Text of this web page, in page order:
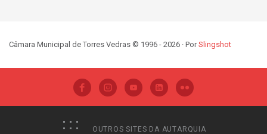
Câmara Municipal de Torres Vedras © 1996 - 2026 · PorSlingshot
OUTROS SITES DA AUTARQUIA